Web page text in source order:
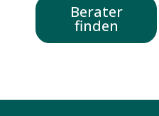
Berater
finden